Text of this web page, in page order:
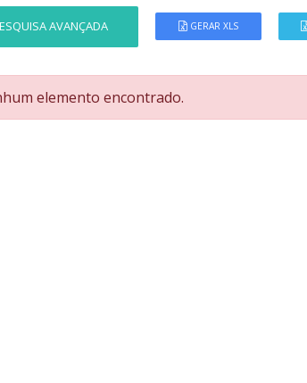
AVANÇADA GERAR XLS
elemento encontrado.